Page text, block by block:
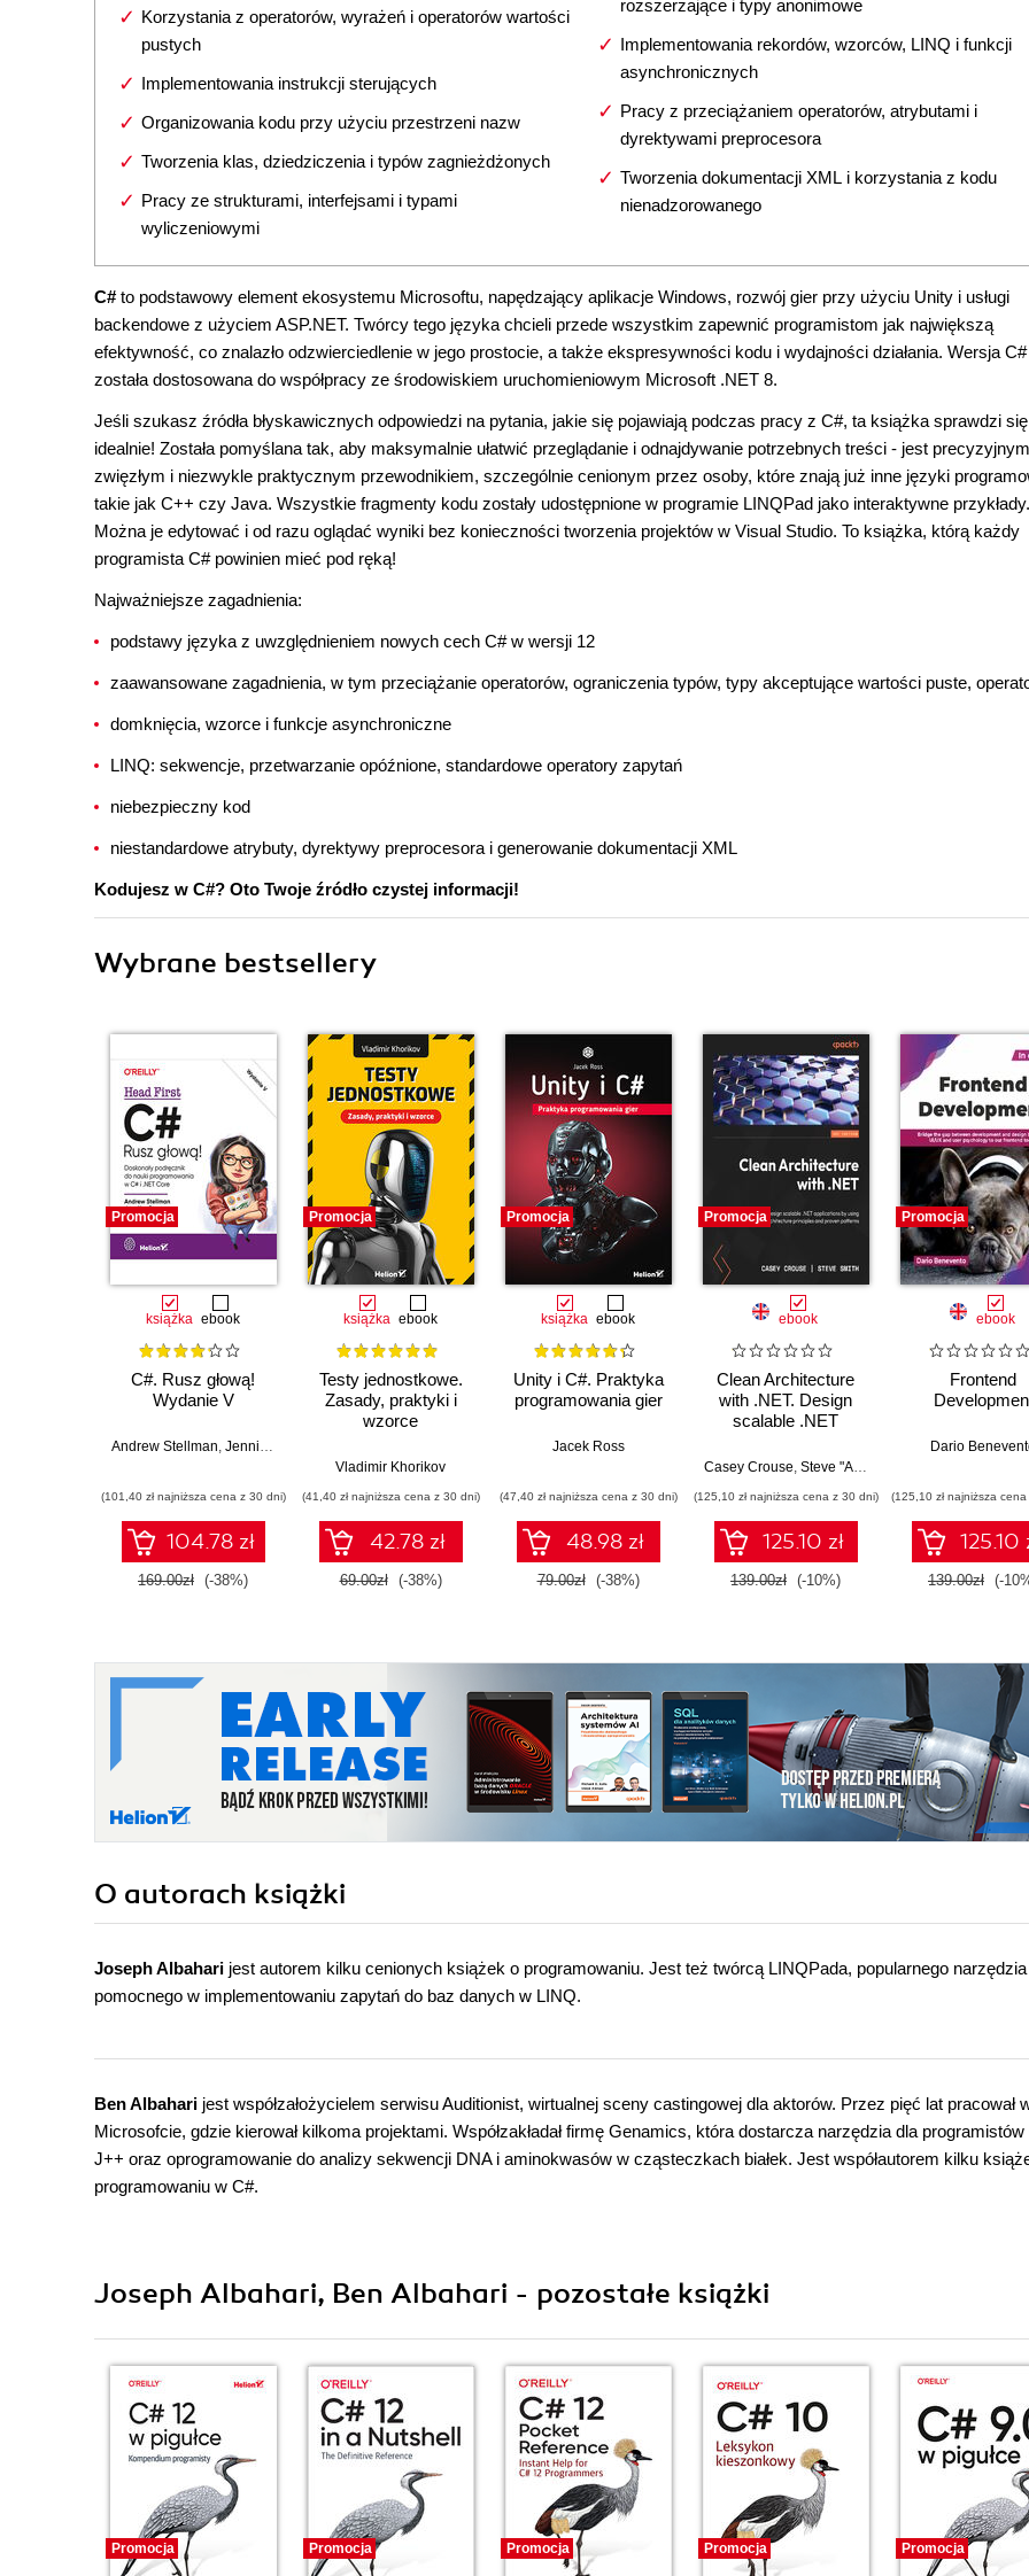
Korzystania z operatorów, wyrażeń i operatorów wartości
pustych
Implementowania instrukcji sterujących
Organizowania kodu przy użyciu przestrzeni nazw
Tworzenia klas, dziedziczenia i typów zagnieżdżonych
Pracy ze strukturami, interfejsami i typami
wyliczeniowymi
rozszerzające i typy anonimowe
Implementowania rekordów, wzorców, LINQ i funkcji
asynchronicznych
Pracy z przeciążaniem operatorów, atrybutami i
dyrektywami preprocesora
Tworzenia dokumentacji XML i korzystania z kodu
nienadzorowanego
C#to podstawowy element ekosystemu Microsoftu, napędzający aplikacje Windows, rozwój gier przy użyciu Unity i usługi
backendowe z użyciem ASP.NET. Twórcy tego języka chcieli przede wszystkim zapewnić programistom jak największą
efektywność, co znalazło odzwierciedlenie w jego prostocie, a także ekspresywności kodu i wydajności działania. Wersja
została dostosowana do współpracy ze środowiskiem uruchomieniowym Microsoft .NET 8.
Jeśli szukasz źródła błyskawicznych odpowiedzi na pytania, jakie się pojawiają podczas pracy z C#, ta książka sprawdzi się
idealnie! Została pomyślana tak, aby maksymalnie ułatwić przeglądanie i odnajdywanie potrzebnych treści - jest
zwięzłym i niezwykle praktycznym przewodnikiem, szczególnie cenionym przez osoby, które znają już inne języki
takie jak C++ czy Java. Wszystkie fragmenty kodu zostały udostępnione w programie LINQPad jako interaktywne przykłady.
Można je edytować i od razu oglądać wyniki bez konieczności tworzenia projektów w Visual Studio. To książka, którą każdy
programista C# powinien mieć pod ręką!
Najważniejsze zagadnienia:
podstawy języka z uwzględnieniem nowych cech C# w wersji 12
zaawansowane zagadnienia, w tym przeciążanie operatorów, ograniczenia typów, typy akceptujące wartości puste,
domknięcia, wzorce i funkcje asynchroniczne
LINQ: sekwencje, przetwarzanie opóźnione, standardowe operatory zapytań
niebezpieczny kod
niestandardowe atrybuty, dyrektywy preprocesora i generowanie dokumentacji XML
Kodujesz w C#? Oto Twoje źródło czystej informacji!
Wybrane bestsellery
Promocja
książka ebook
C#. Rusz głową!
Wydanie V
Andrew Stellman, Jennifer Greene
(101,40 zł najniższa cena z 30 dni)
104.78 zł
169.00zł (-38%)
Promocja
książka ebook
Testy jednostkowe.
Zasady, praktyki i
wzorce
Vladimir Khorikov
(41,40 zł najniższa cena z 30 dni)
42.78 zł
69.00zł (-38%)
Promocja
książka ebook
Unity i C#. Praktyka
programowania gier
Jacek Ross
(47,40 zł najniższa cena z 30 dni)
48.98 zł
79.00zł (-38%)
Promocja
ebook
Clean Architecture
with .NET. Design
scalable .NET
Clean Architecture
patterns
Casey Crouse, Steve "Ardalis" Smith
(125,10 zł najniższa cena z 30 dni)
125.10 zł
139.00zł (-10%)
Promocja
ebook
Frontend
Dario
(125,10 zł najniższa
125.10
139.00zł (-
O autorach książki
Joseph Albahari jest autorem kilku cenionych książek o programowaniu. Jest też twórcą LINQPada, popularnego narzędzia
pomocnego w implementowaniu zapytań do baz danych w LINQ.
Ben Albahari jest współzałożycielem serwisu Auditionist, wirtualnej sceny castingowej dla aktorów. Przez pięć lat pracował
Microsofcie, gdzie kierował kilkoma projektami. Współzakładał firmę Genamics, która dostarcza narzędzia dla programistów
J++ oraz oprogramowanie do analizy sekwencji DNA i aminokwasów w cząsteczkach białek. Jest współautorem kilku
programowaniu w C#.
Joseph Albahari, Ben Albahari - pozostałe książki
Promocja Promocja Promocja Promocja Promocja